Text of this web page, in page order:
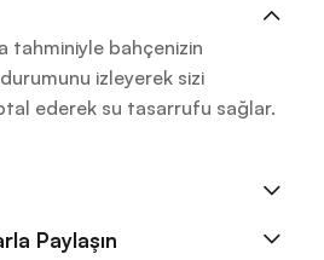
tahminiyle bahçenizin
izleyerek sizi
ederek su tasarrufu sağlar.
Paylaşın